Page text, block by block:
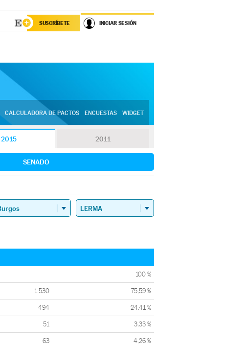
SUSCRÍBETE INICIAR SESIÓN
CALCULADORA DE PACTOS ENCUESTAS WIDGET
2015 2011
SENADO
100 %
1.530 75,59 %
494 24,41 %
51 3,33 %
63 4,26 %